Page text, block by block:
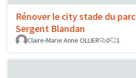
Rénover le city stade du parc
Sergent Blandan
Claire-Marie Anne OLLIER
0 1